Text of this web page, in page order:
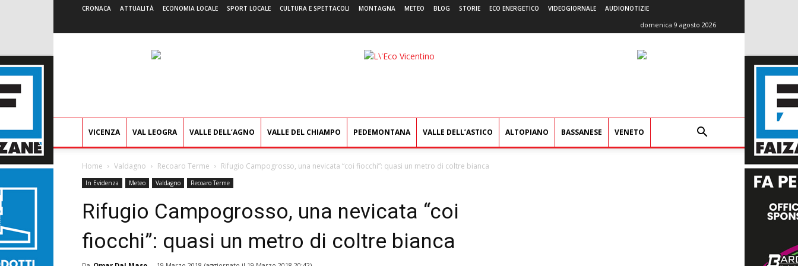
CRONACA ATTUALITÀ ECONOMIA LOCALE SPORT LOCALE CULTURA E SPETTACOLI MONTAGNA METEO BLOG STORIE ECO ENERGETICO VIDEOGIORNALE AUDIONOTIZIE
domenica 9 agosto 2026
L'Eco
VICENZA VAL LEOGRA VALLE DELL’AGNO VALLE DEL CHIAMPO PEDEMONTANA VALLE DELL’ASTICO ALTOPIANO BASSANESE VENETO
Home Valdagno Recoaro Terme Rifugio Campogrosso, una nevicata “coi fiocchi”: quasi un metro di coltre bianca
In Evidenza Meteo Valdagno Recoaro Terme
Rifugio Campogrosso, una nevicata “coi
fiocchi”: quasi un metro di coltre bianca